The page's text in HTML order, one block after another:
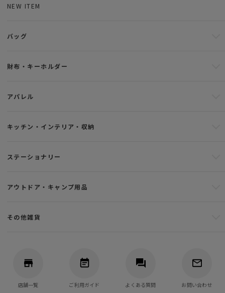
NEW ITEM
バッグ
財布・キーホルダー
アパレル
キッチン・インテリア・収納
ステーショナリー
アウトドア・キャンプ用品
その他雑貨
店舗一覧 ご利用ガイド よくある質問 お問い合わせ